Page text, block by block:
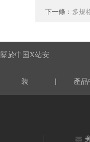
下一條： 多規
關於中国X站安
装 | 產品